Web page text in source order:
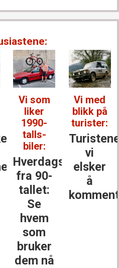
Vi som
liker
1990-
talls-
biler:
Hverdagsbiler
fra 90-
tallet:
Se
hvem
som
bruker
dem nå
Vi med
blikk på
turister:
vi
elsker
å